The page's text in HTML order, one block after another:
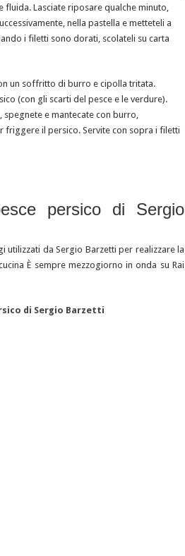
fluida. Lasciate riposare qualche minuto,
nella pastella e metteteli a
i filetti sono dorati, scolateli su carta
un soffritto di burro e cipolla tritata.
(con gli scarti del pesce e le verdure).
e mantecate con burro,
il persico. Servite con sopra i filetti
persico di Sergio
utilizzati da Sergio Barzetti per realizzare la
È sempre mezzogiorno in onda su Rai
di Sergio Barzetti